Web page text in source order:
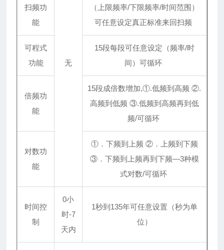
无
扫频功
能
（上限频率/下限频率/时间范围）
可任意设定真正标准来回扫频
可程式
功能
15段每段可任意设定（频率/时
间）可循环
倍频功
能
15段成倍数增加,①.低频到高频 ②.
高频到低频 ③.低频到高频再到低
频/可循环
对数功
能
①．下频到上频 ②．上频到下频
③．下频到上频再到下频—3种模
式对数/可循环
时间控
制
0小
时-7
天内
1秒到135年可任意设置（秒为单
位）